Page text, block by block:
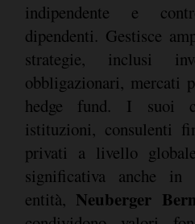
indipendente e
dipendenti. Gestisce
strategie, inclusi
obbligazionari, mercati
hedge fund. I suoi
istituzioni, consulenti
privati a livello
significativa anche
entità, Neuberger